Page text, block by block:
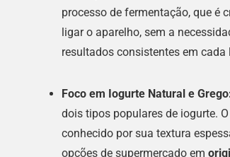
processo de fermentação, que é
ligar o aparelho, sem a
resultados consistentes em cada
Foco em Iogurte Natural e
dois tipos populares de iogurte.
conhecido por sua textura
opções de supermercado em